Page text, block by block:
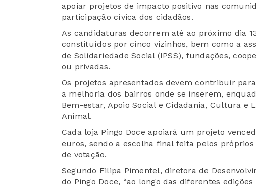
apoiar projetos de impacto positivo nas
participação cívica dos cidadãos.
As candidaturas decorrem até ao próximo dia
constituídos por cinco vizinhos, bem como a
de Solidariedade Social (IPSS), fundações,
ou privadas.
Os projetos apresentados devem contribuir
a melhoria dos bairros onde se inserem,
Bem-estar, Apoio Social e Cidadania, Cultura e
Animal.
Cada loja Pingo Doce apoiará um projeto
euros, sendo a escolha final feita pelos
de votação.
Segundo Filipa Pimentel, diretora de
do Pingo Doce, “ao longo das diferentes